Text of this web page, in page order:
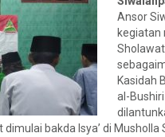
Ansor
kegiatan
Kasidah
al-
bakda Isya’ di Musholla